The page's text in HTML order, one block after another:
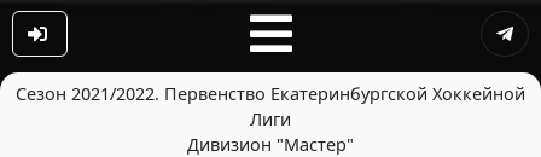
Сезон 2021/2022. Первенство Екатеринбургской Хоккейной
Лиги
Дивизион "Мастер"